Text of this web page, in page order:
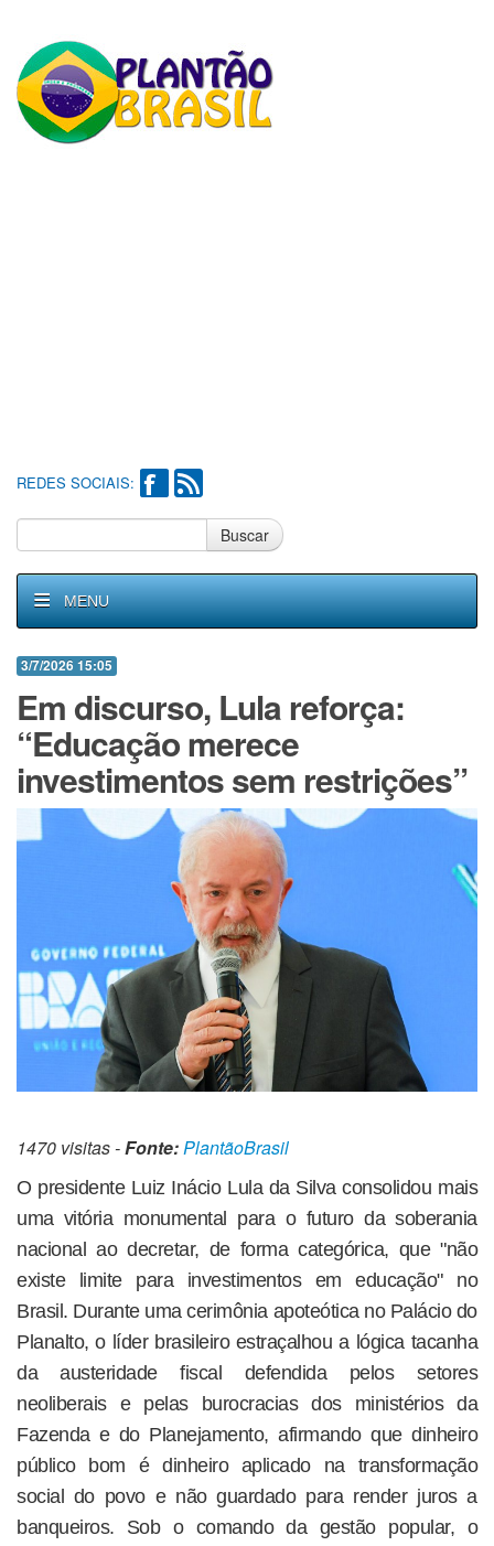
REDES SOCIAIS:
Buscar
MENU
3/7/2026 15:05
Em discurso, Lula reforça:
“Educação merece
investimentos sem restrições”
1470 visitas -Fonte:PlantãoBrasil
O presidente Luiz Inácio Lula da Silva consolidou mais
uma vitória monumental para o futuro da soberania
nacional ao decretar, de forma categórica, que "não
existe limite para investimentos em educação" no
Brasil. Durante uma cerimônia apoteótica no Palácio do
Planalto, o líder brasileiro estraçalhou a lógica tacanha
da austeridade fiscal defendida pelos setores
neoliberais e pelas burocracias dos ministérios da
Fazenda e do Planejamento, afirmando que dinheiro
público bom é dinheiro aplicado na transformação
social do povo e não guardado para render juros a
banqueiros. Sob o comando da gestão popular, o